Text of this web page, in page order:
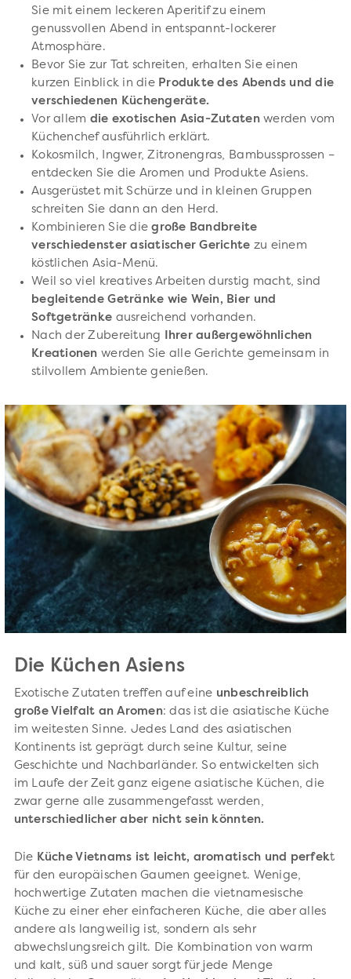
Sie mit einem leckeren Aperitif zu einem
genussvollen Abend in entspannt-lockerer
Atmosphäre.
Bevor Sie zur Tat schreiten, erhalten Sie einen
kurzen Einblick in die Produkte des Abends und die
verschiedenen Küchengeräte.
Vor allem die exotischen Asia-Zutatenwerden vom
Küchenchef ausführlich erklärt.
Kokosmilch, Ingwer, Zitronengras, Bambussprossen –
entdecken Sie die Aromen und Produkte Asiens.
Ausgerüstet mit Schürze und in kleinen Gruppen
schreiten Sie dann an den Herd.
Kombinieren Sie diegroße Bandbreite
verschiedenster asiatischer Gerichte zu einem
köstlichen Asia-Menü.
Weil so viel kreatives Arbeiten durstig macht, sind
begleitende Getränke wie Wein, Bier und
Softgetränke ausreichend vorhanden.
Nach der Zubereitung
Ihrer außergewöhnlichen
Kreationen werden Sie alle Gerichte gemeinsam in
stilvollem Ambiente genießen.
Die Küchen Asiens
Exotische Zutaten treffen auf eine unbeschreiblich
große Vielfalt an Aromen: das ist die asiatische Küche
im weitesten Sinne. Jedes Land des asiatischen
Kontinents ist geprägt durch seine Kultur, seine
Geschichte und Nachbarländer. So entwickelten sich
im Laufe der Zeit ganz eigene asiatische Küchen, die
zwar gerne alle zusammengefasst werden,
unterschiedlicher aber nicht sein könnten.
Die Küche Vietnams ist leicht, aromatisch und perfekt
für den europäischen Gaumen geeignet. Wenige,
hochwertige Zutaten machen die vietnamesische
Küche zu einer eher einfacheren Küche, die aber alles
andere als langweilig ist, sondern als sehr
abwechslungsreich gilt. Die Kombination von warm
und kalt, süß und sauer sorgt für jede Menge